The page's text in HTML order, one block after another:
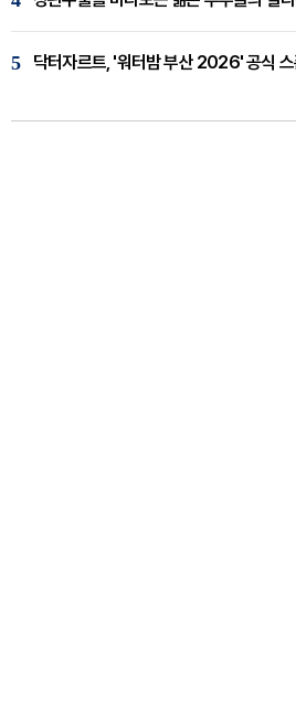
5 닥터자르트, '워터밤 부산 2026' 공식 스